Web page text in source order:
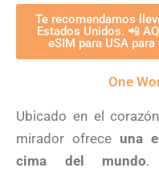
Te recomendamos
Estados Unidos. 📲
eSIM para USA
One
Ubicado en el
mirador ofrece una
cima del mundo.